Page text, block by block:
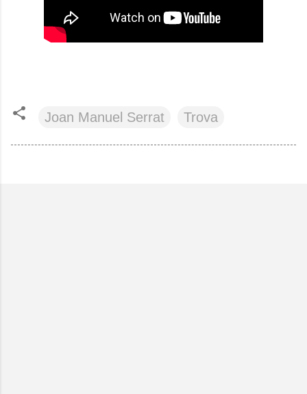
Joan Manuel Serrat Trova